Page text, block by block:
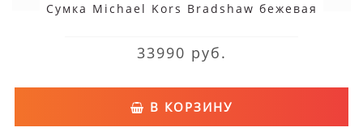
Cумка Michael Kors Bradshaw бежевая
33990 руб.
В КОРЗИНУ